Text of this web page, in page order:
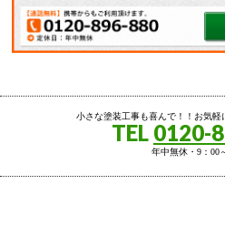
小さな塗装工事も喜んで！！お気軽
TEL 0120-
年中無休・9：00